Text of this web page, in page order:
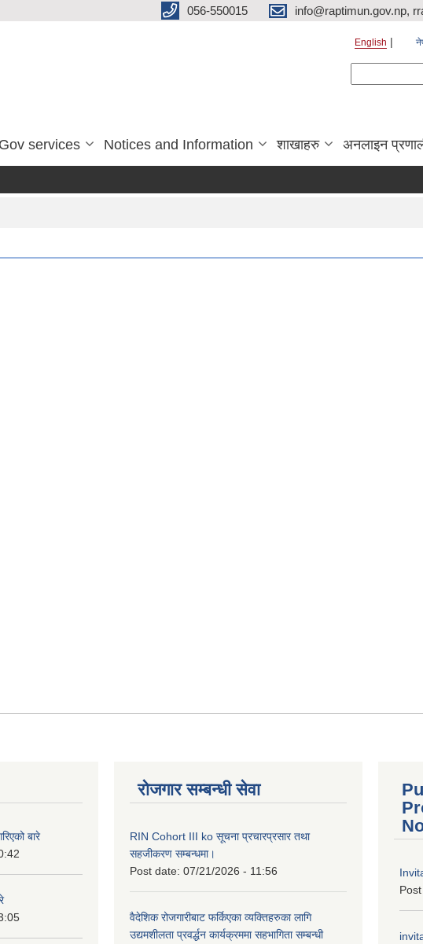
056-550015 info@raptimun.gov.np,
English
services Notices and Information शाखाहरु अनलाइन
बारे
रोजगार सम्बन्धी सेवा
RIN Cohort III ko सूचना प्रचारप्रसार तथा
सहजीकरण सम्बन्धमा।
Post date: 07/21/2026 - 11:56
वैदेशिक रोजगारीबाट फर्किएका व्यक्तिहरुका लागि
उद्यमशीलता प्रवर्द्धन कार्यक्रममा सहभागिता सम्बन्धी